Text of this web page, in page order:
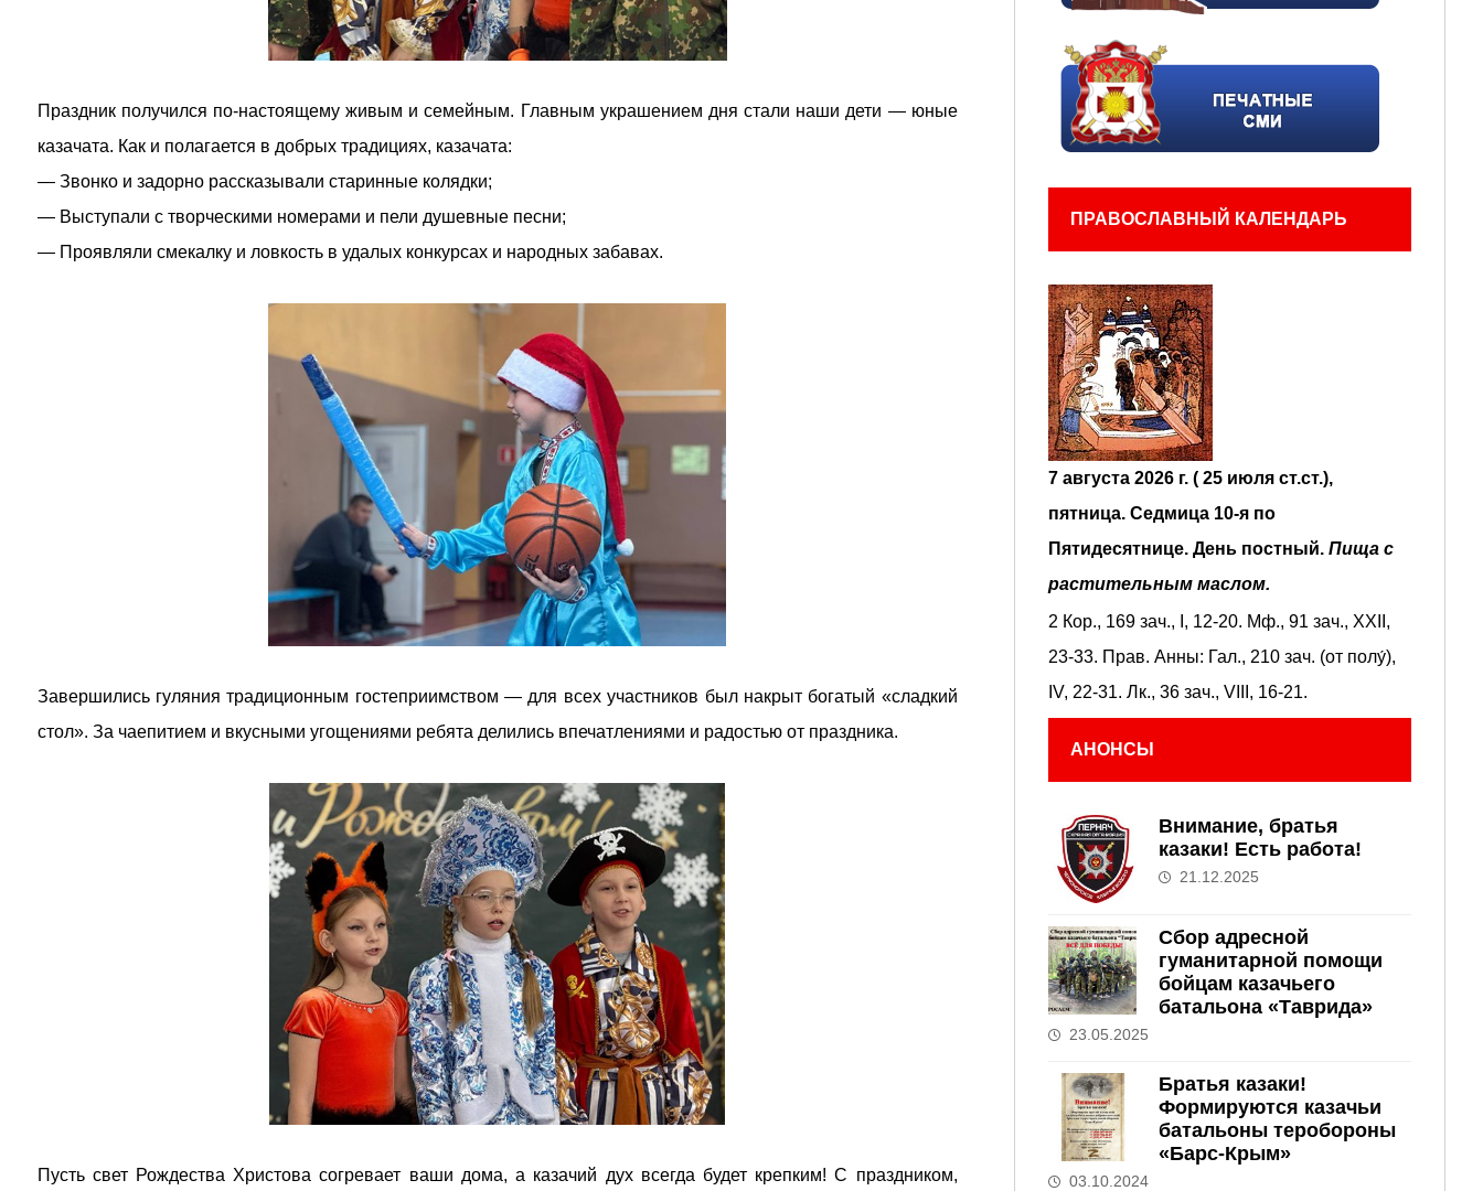
Праздник получился по-настоящему живым и семейным. Главным украшением дня стали наши дети — юные
казачата. Как и полагается в добрых традициях, казачата:
— Звонко и задорно рассказывали старинные колядки;
— Выступали с творческими номерами и пели душевные песни;
— Проявляли смекалку и ловкость в удалых конкурсах и народных забавах.
Завершились гуляния традиционным гостеприимством — для всех участников был накрыт богатый «сладкий
стол». За чаепитием и вкусными угощениями ребята делились впечатлениями и радостью от праздника.
Пусть свет Рождества Христова согревает ваши дома, а казачий дух всегда будет крепким! С праздником,
ПРАВОСЛАВНЫЙ КАЛЕНДАРЬ
7 августа 2026 г. ( 25 июля ст.ст.),
пятница. Седмица 10-я по
Пятидесятнице. День постный. Пища с
растительным маслом.
2 Кор., 169 зач., I, 12-20. Мф., 91 зач., XXII,
23-33. Прав. Анны: Гал., 210 зач. (от полу́),
IV, 22-31. Лк., 36 зач., VIII, 16-21.
АНОНСЫ
Внимание, братья
казаки! Есть работа!
21.12.2025
Сбор адресной
гуманитарной помощи
бойцам казачьего
батальона «Таврида»
23.05.2025
Братья казаки!
Формируются казачьи
батальоны теробороны
«Барс-Крым»
03.10.2024